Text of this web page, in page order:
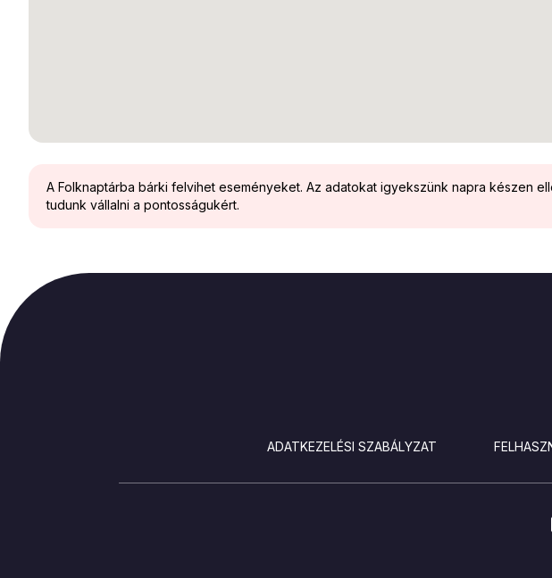
A Folknaptárba bárki felvihet eseményeket. Az adatokat igyekszünk napra készen
tudunk vállalni a pontosságukért.
ADATKEZELÉSI SZABÁLYZAT